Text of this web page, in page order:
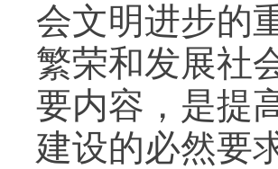
会文明进步的
繁荣和发展社
要内容，是提
建设的必然要